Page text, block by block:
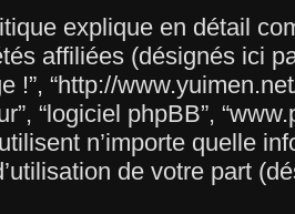
explique en détail
affiliées (désignés ici
!”, “http://
“logiciel phpBB”,
n’importe quelle
de votre part